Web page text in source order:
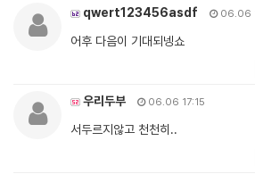
qwert123456asdf 06.06
어후 다음이 기대되넹쇼
우리두부 06.06 17:15
서두르지않고 천천히..